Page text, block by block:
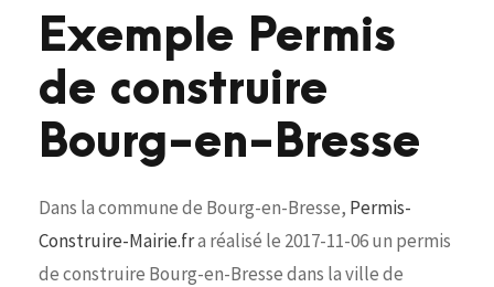
Exemple Permis
de construire
Bourg-en-Bresse
Dans la commune de Bourg-en-Bresse, Permis-
Construire-Mairie.fra réalisé le 2017-11-06 un permis
de construire Bourg-en-Bresse dans la ville de